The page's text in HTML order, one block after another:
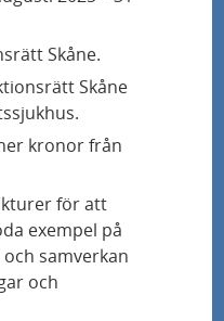
stärka
tre av tio av
behandling av
från
Skåne.
Skåne
kronor från
för att
exempel på
samverkan
och